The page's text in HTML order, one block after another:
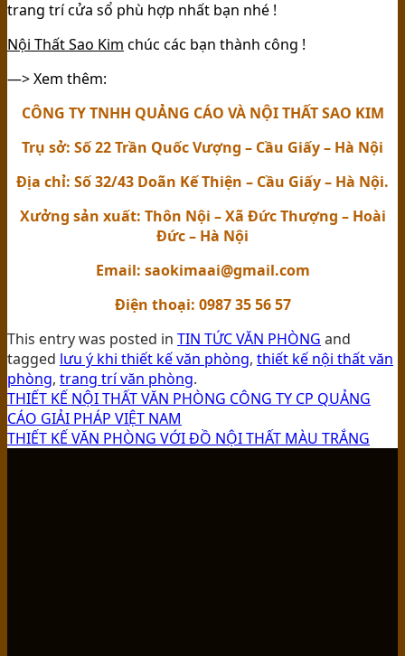
trang trí cửa sổ phù hợp nhất bạn nhé !
Nội Thất Sao Kim chúc các bạn thành công !
—> Xem thêm:
CÔNG TY TNHH QUẢNG CÁO VÀ NỘI THẤT SAO KIM
Trụ sở: Số 22 Trần Quốc Vượng – Cầu Giấy – Hà Nội
Địa chỉ: Số 32/43 Doãn Kế Thiện – Cầu Giấy – Hà Nội.
Xưởng sản xuất: Thôn Nội – Xã Đức Thượng – Hoài
Đức – Hà Nội
Email: saokimaai@gmail.com
Điện thoại: 0987 35 56 57
This entry was posted in TIN TỨC VĂN PHÒNG and
tagged lưu ý khi thiết kế văn phòng, thiết kế nội thất văn
phòng, trang trí văn phòng.
THIẾT KẾ NỘI THẤT VĂN PHÒNG CÔNG TY CP QUẢNG
CÁO GIẢI PHÁP VIỆT NAM
THIẾT KẾ VĂN PHÒNG VỚI ĐỒ NỘI THẤT MÀU TRẮNG